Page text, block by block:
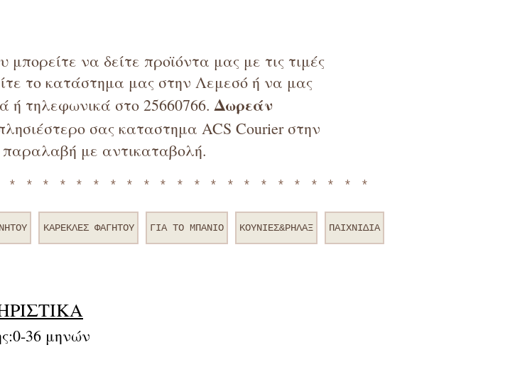
να δείτε προϊόντα μας με τις τιμές
το κατάστημα μας στην Λεμεσό ή να μας
ή τηλεφωνικά στο 25660766.Δωρεάν
σας καταστημα ACS Courier στην
με αντικαταβολή.
ΚΑΡΕΚΛΕΣ ΦΑΓΗΤΟΥ ΓΙΑ TO ΜΠΑΝΙΟ ΚΟΥΝΙΕΣ&ΡΗΛΑΞ ΠΑΙΧΝΙΔΙΑ
0-36 μηνών